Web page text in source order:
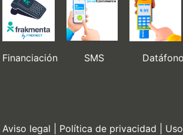
Financiación SMS Datáfono
Aviso legal Política de privacidad
Uso